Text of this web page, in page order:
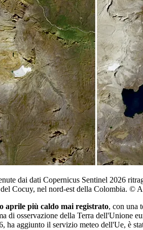
dai dati Copernicus Sentinel 2026
Cocuy, nel nord-est della Colombia. ©
aprile più caldo mai registrato, con una
di osservazione della Terra dell'Unione
ha aggiunto il servizio meteo dell'Ue, è